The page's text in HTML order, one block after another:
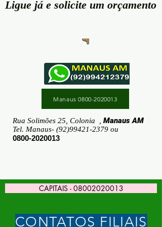
Ligue já e solicite um orçamento
Manaus 0800-2020013
Rua Solimões 25, Colonia , Manaus AM
Tel. Manaus- (92)99421-2379 ou
0800-2020013
CAPITAIS - 08002020013
CONTATOS FILIAIS